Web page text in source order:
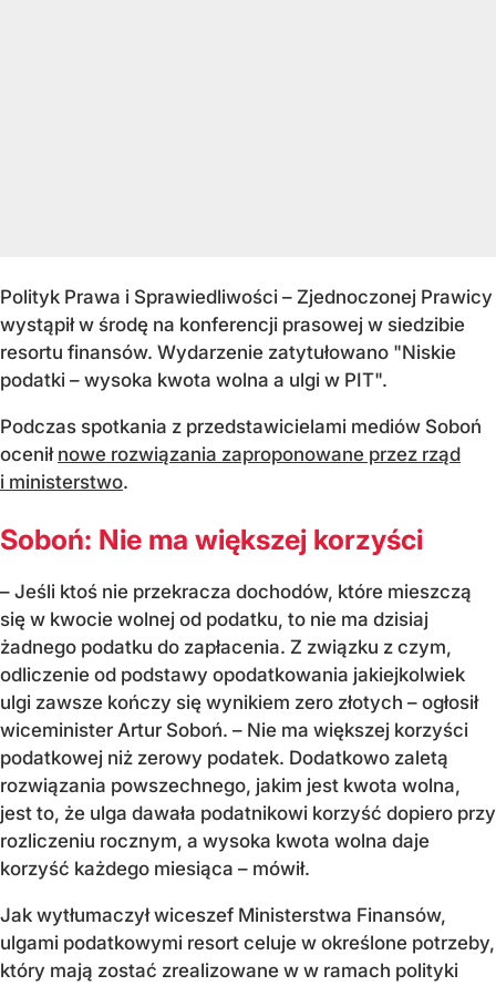
Polityk Prawa i Sprawiedliwości – Zjednoczonej Prawicy
wystąpił w środę na konferencji prasowej w siedzibie
resortu finansów. Wydarzenie zatytułowano "Niskie
podatki – wysoka kwota wolna a ulgi w PIT".
Podczas spotkania z przedstawicielami mediów Soboń
ocenił nowe rozwiązania zaproponowane przez rząd
i ministerstwo.
Soboń: Nie ma większej korzyści
– Jeśli ktoś nie przekracza dochodów, które mieszczą
się w kwocie wolnej od podatku, to nie ma dzisiaj
żadnego podatku do zapłacenia. Z związku z czym,
odliczenie od podstawy opodatkowania jakiejkolwiek
ulgi zawsze kończy się wynikiem zero złotych – ogłosił
wiceminister Artur Soboń. – Nie ma większej korzyści
podatkowej niż zerowy podatek. Dodatkowo zaletą
rozwiązania powszechnego, jakim jest kwota wolna,
jest to, że ulga dawała podatnikowi korzyść dopiero przy
rozliczeniu rocznym, a wysoka kwota wolna daje
korzyść każdego miesiąca – mówił.
Jak wytłumaczył wiceszef Ministerstwa Finansów,
ulgami podatkowymi resort celuje w określone potrzeby,
który mają zostać zrealizowane w w ramach polityki